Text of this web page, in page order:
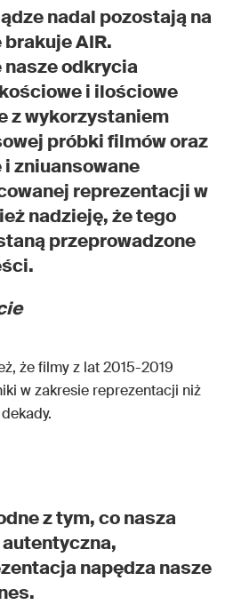
nadal pozostają na
AIR.
nasze odkrycia
i ilościowe
z wykorzystaniem
próbki filmów oraz
zniuansowane
reprezentacji w
nadzieję, że tego
przeprowadzone
że filmy z lat 2015-2019
w zakresie reprezentacji niż
z tym, co nasza
autentyczna,
napędza nasze